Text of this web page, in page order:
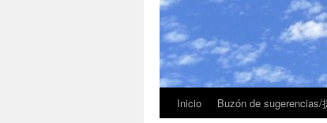
Inicio Buzón de sugerencias/